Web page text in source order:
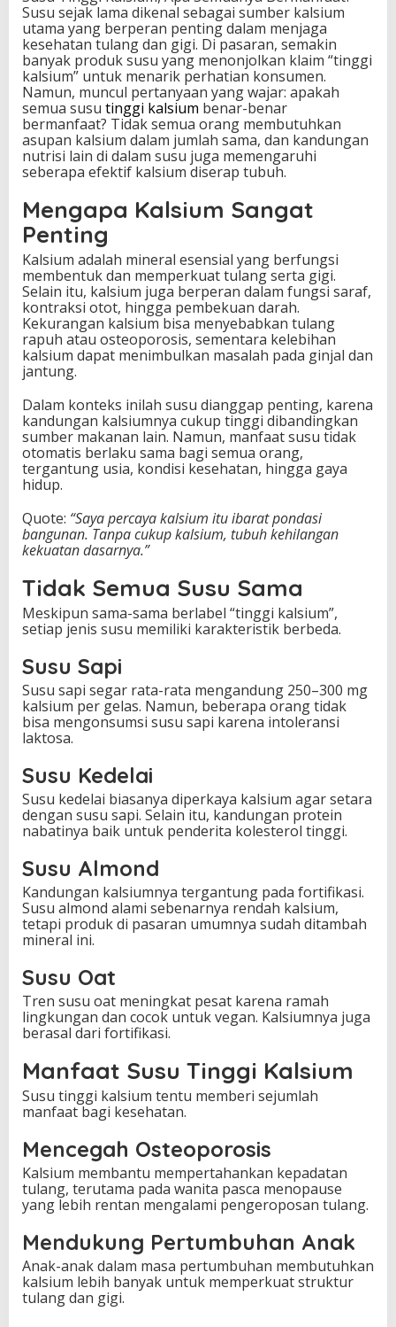
S
e
m
u
a
n
y
a
B
e
r
a
n
a
t
?
Susu sejak lama dikenal sebagai sumber kalsium
utama yang berperan penting dalam menjaga
kesehatan tulang dan gigi. Di pasaran, semakin
banyak produk susu yang menonjolkan klaim “tinggi
kalsium” untuk menarik perhatian konsumen.
Namun, muncul pertanyaan yang wajar: apakah
semua susu tinggi kalsium benar-benar
bermanfaat? Tidak semua orang membutuhkan
asupan kalsium dalam jumlah sama, dan kandungan
nutrisi lain di dalam susu juga memengaruhi
seberapa efektif kalsium diserap tubuh.
Mengapa Kalsium Sangat
Penting
Kalsium adalah mineral esensial yang berfungsi
membentuk dan memperkuat tulang serta gigi.
Selain itu, kalsium juga berperan dalam fungsi saraf,
kontraksi otot, hingga pembekuan darah.
Kekurangan kalsium bisa menyebabkan tulang
rapuh atau osteoporosis, sementara kelebihan
kalsium dapat menimbulkan masalah pada ginjal dan
jantung.
Dalam konteks inilah susu dianggap penting, karena
kandungan kalsiumnya cukup tinggi dibandingkan
sumber makanan lain. Namun, manfaat susu tidak
otomatis berlaku sama bagi semua orang,
tergantung usia, kondisi kesehatan, hingga gaya
hidup.
Quote: “Saya percaya kalsium itu ibarat pondasi
bangunan. Tanpa cukup kalsium, tubuh kehilangan
kekuatan dasarnya.”
Tidak Semua Susu Sama
Meskipun sama-sama berlabel “tinggi kalsium”,
setiap jenis susu memiliki karakteristik berbeda.
Susu Sapi
Susu sapi segar rata-rata mengandung 250–300 mg
kalsium per gelas. Namun, beberapa orang tidak
bisa mengonsumsi susu sapi karena intoleransi
laktosa.
Susu Kedelai
Susu kedelai biasanya diperkaya kalsium agar setara
dengan susu sapi. Selain itu, kandungan protein
nabatinya baik untuk penderita kolesterol tinggi.
Susu Almond
Kandungan kalsiumnya tergantung pada fortifikasi.
Susu almond alami sebenarnya rendah kalsium,
tetapi produk di pasaran umumnya sudah ditambah
mineral ini.
Susu Oat
Tren susu oat meningkat pesat karena ramah
lingkungan dan cocok untuk vegan. Kalsiumnya juga
berasal dari fortifikasi.
Manfaat Susu Tinggi Kalsium
Susu tinggi kalsium tentu memberi sejumlah
manfaat bagi kesehatan.
Mencegah Osteoporosis
Kalsium membantu mempertahankan kepadatan
tulang, terutama pada wanita pasca menopause
yang lebih rentan mengalami pengeroposan tulang.
Mendukung Pertumbuhan Anak
Anak-anak dalam masa pertumbuhan membutuhkan
kalsium lebih banyak untuk memperkuat struktur
tulang dan gigi.